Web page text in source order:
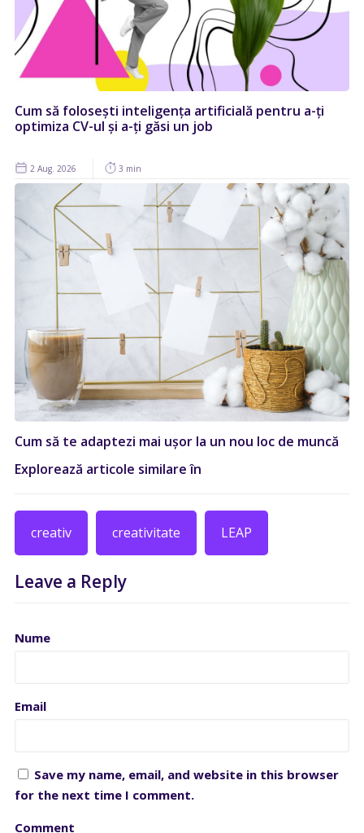
Cum să folosești inteligența artificială pentru a-ți
optimiza CV-ul și a-ți găsi un job
2 Aug. 2026 3 min
Cum să te adaptezi mai ușor la un nou loc de muncă
Explorează articole similare în
creativ creativitate LEAP
Leave a Reply
Nume
Email
Save my name, email, and website in this browser
for the next time I comment.
Comment